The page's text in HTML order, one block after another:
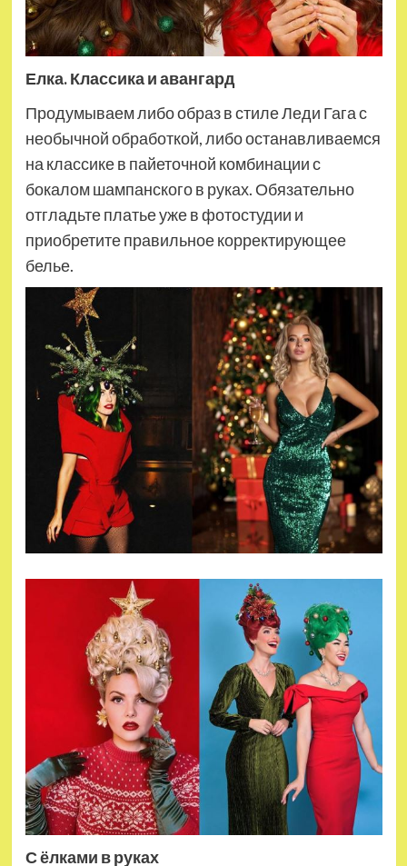
Елка. Классика и авангард
Продумываем либо образ в стиле Леди Гага с
необычной обработкой, либо останавливаемся
на классике в пайеточной комбинации с
бокалом шампанского в руках. Обязательно
отгладьте платье уже в фотостудии и
приобретите правильное корректирующее
белье.
С ёлками в руках